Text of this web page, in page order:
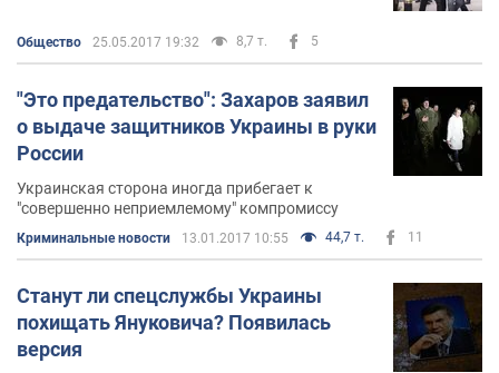
виходить фактично вибіркове правосуддя
Общество 25.05.2017 19:32 8,7 т. 5
"Это предательство": Захаров заявил
о выдаче защитников Украины в руки
России
Украинская сторона иногда прибегает к
"совершенно неприемлемому" компромиссу
Криминальные новости 13.01.2017 10:55 44,7 т. 11
Станут ли спецслужбы Украины
похищать Януковича? Появилась
версия